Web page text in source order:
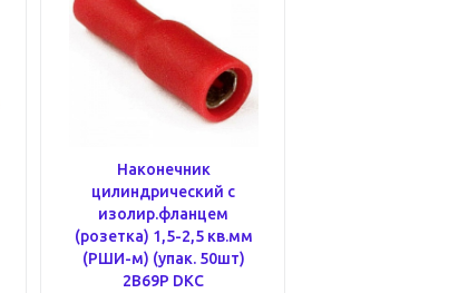
Наконечник
цилиндрический с
изолир.фланцем
(розетка) 1,5-2,5 кв.мм
(РШИ-м) (упак. 50шт)
2B69P DKC